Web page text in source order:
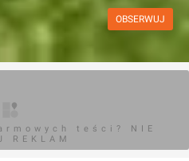
OBSERWUJ
teści? NIE
REKLAM